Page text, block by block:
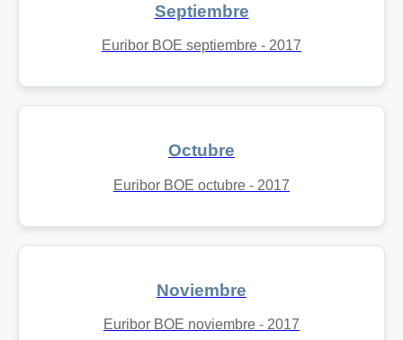
Septiembre
Euribor BOE septiembre - 2017
Octubre
Euribor BOE octubre - 2017
Noviembre
Euribor BOE noviembre - 2017